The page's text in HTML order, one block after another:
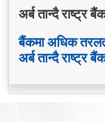
बैंकमा अधिक
अर्ब तान्दै राष्ट्र